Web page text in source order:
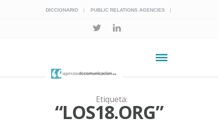
DICCIONARIO PUBLIC RELATIONS AGENCIES
Etiqueta:
“LOS18.ORG”